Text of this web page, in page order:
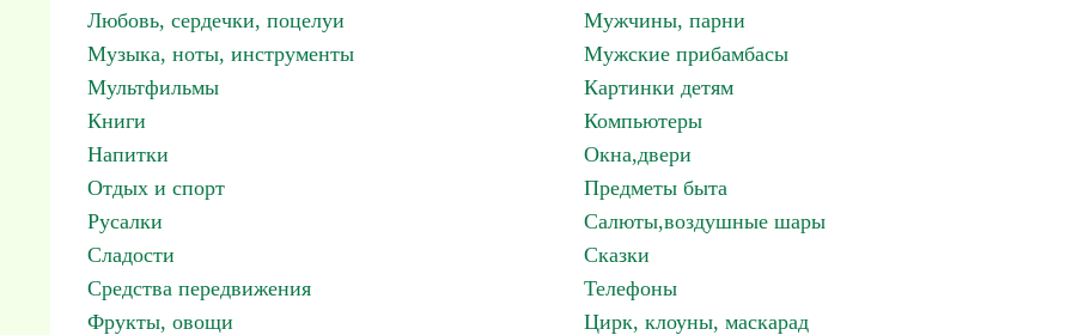
Любовь, сердечки, поцелуи
Мужчины, парни
Музыка, ноты, инструменты
Мужские прибамбасы
Мультфильмы
Картинки детям
Книги
Компьютеры
Напитки
Окна,двери
Отдых и спорт
Предметы быта
Русалки
Салюты,воздушные шары
Сладости
Сказки
Средства передвижения
Телефоны
Фрукты, овощи
Цирк, клоуны, маскарад